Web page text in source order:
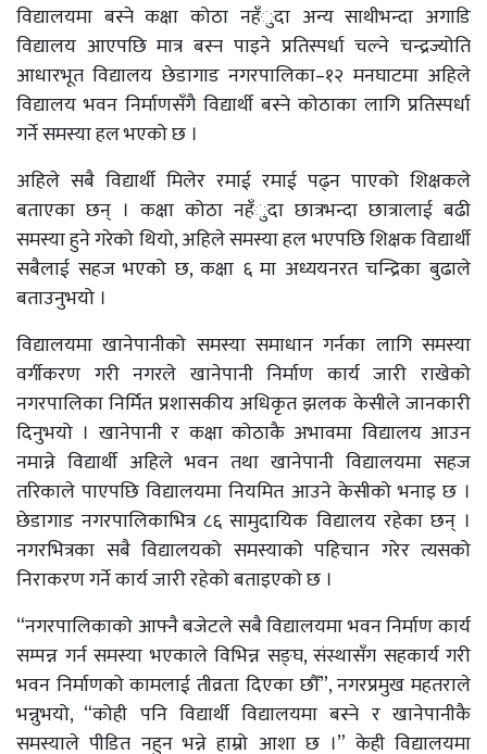
विद्यालयमा बस्ने कक्षा कोठा नहँुदा अन्य साथीभन्दा अगाडि
विद्यालय आएपछि मात्र बस्न पाइने प्रतिस्पर्धा चल्ने चन्द्रज्योति
आधारभूत विद्यालय छेडागाड नगरपालिका–१२ मनघाटमा अहिले
विद्यालय भवन निर्माणसँगै विद्यार्थी बस्ने कोठाका लागि प्रतिस्पर्धा
गर्ने समस्या हल भएको छ ।
अहिले सबै विद्यार्थी मिलेर रमाई रमाई पढ्न पाएको शिक्षकले
बताएका छन् । कक्षा कोठा नहँुदा छात्रभन्दा छात्रालाई बढी
समस्या हुने गरेको थियो, अहिले समस्या हल भएपछि शिक्षक विद्यार्थी
सबैलाई सहज भएको छ, कक्षा ६ मा अध्ययनरत चन्द्रिका बुढाले
बताउनुभयो ।
विद्यालयमा खानेपानीको समस्या समाधान गर्नका लागि समस्या
वर्गीकरण गरी नगरले खानेपानी निर्माण कार्य जारी राखेको
नगरपालिका निर्मित प्रशासकीय अधिकृत झलक केसीले जानकारी
दिनुभयो । खानेपानी र कक्षा कोठाकै अभावमा विद्यालय आउन
नमान्ने विद्यार्थी अहिले भवन तथा खानेपानी विद्यालयमा सहज
तरिकाले पाएपछि विद्यालयमा नियमित आउने केसीको भनाइ छ ।
छेडागाड नगरपालिकाभित्र ८६ सामुदायिक विद्यालय रहेका छन् ।
नगरभित्रका सबै विद्यालयको समस्याको पहिचान गरेर त्यसको
निराकरण गर्ने कार्य जारी रहेको बताइएको छ ।
“नगरपालिकाको आफ्नै बजेटले सबै विद्यालयमा भवन निर्माण कार्य
सम्पन्न गर्न समस्या भएकाले विभिन्न सङ्घ, संस्थासँग सहकार्य गरी
भवन निर्माणको कामलाई तीव्रता दिएका छौँ”, नगरप्रमुख महतराले
भन्नुभयो, “कोही पनि विद्यार्थी विद्यालयमा बस्ने र खानेपानीकै
समस्याले पीडित नहुन भन्ने हाम्रो आशा छ ।” केही विद्यालयमा